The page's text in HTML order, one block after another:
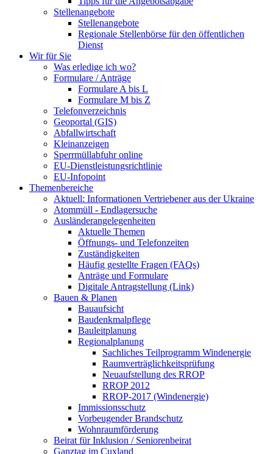
Stellenangebote
Stellenangebote
Regionale Stellenbörse für den öffentlichen
Dienst
Wir für Sie
Was erledige ich wo?
Formulare / Anträge
Formulare A bis L
Formulare M bis Z
Telefonverzeichnis
Geoportal (GIS)
Abfallwirtschaft
Kleinanzeigen
Sperrmüllabfuhr online
EU-Dienstleistungsrichtlinie
EU-Infopoint
Themenbereiche
Aktuell: Informationen Vertriebener aus der Ukraine
Atommüll - Endlagersuche
Ausländerangelegenheiten
Aktuelle Themen
Öffnungs- und Telefonzeiten
Zuständigkeiten
Häufig gestellte Fragen (FAQs)
Anträge und Formulare
Digitale Antragstellung (Link)
Bauen & Planen
Bauaufsicht
Baudenkmalpflege
Bauleitplanung
Regionalplanung
Sachliches Teilprogramm Windenergie
Raumverträglichkeitsprüfung
Neuaufstellung des RROP
RROP 2012
RROP-2017 (Windenergie)
Immissionsschutz
Vorbeugender Brandschutz
Wohnraumförderung
Beirat für Inklusion / Seniorenbeirat
Ganztag im Cuxland